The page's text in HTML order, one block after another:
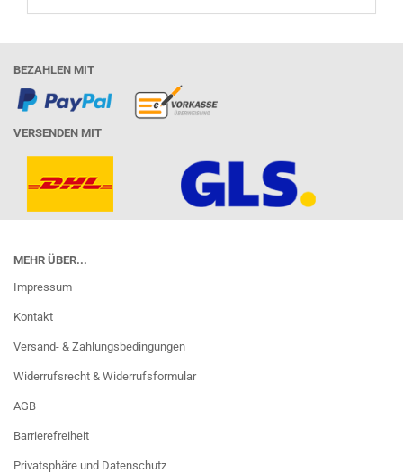
BEZAHLEN MIT
VERSENDEN MIT
MEHR ÜBER...
Impressum
Kontakt
Versand- & Zahlungsbedingungen
Widerrufsrecht & Widerrufsformular
AGB
Barrierefreiheit
Privatsphäre und Datenschutz